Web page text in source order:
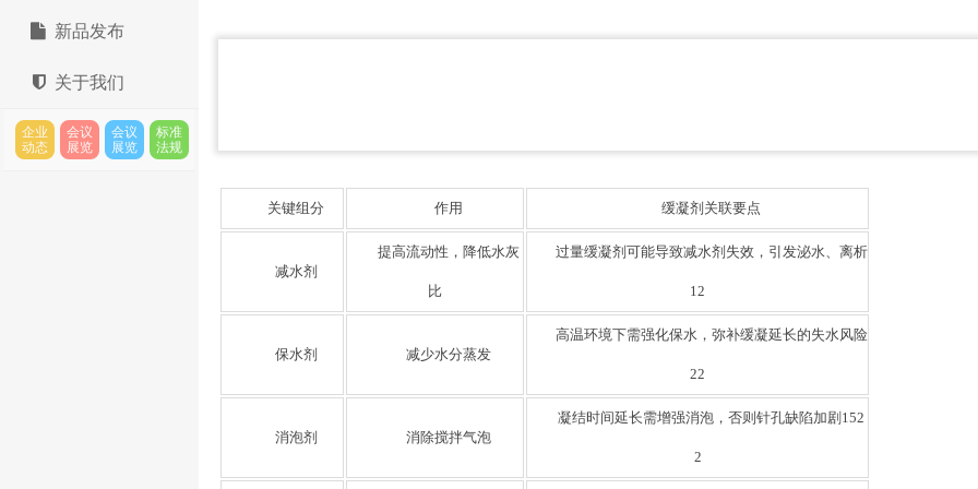
新品发布
关于我们
企业
动态
会议
展览
会议
展览
标准
法规
关键组分 作用 缓凝剂关联要点
减水剂
提高流动性，降低水灰
比
过量缓凝剂可能导致减水剂失效，引发泌水、离析
12
保水剂 减少水分蒸发
高温环境下需强化保水，弥补缓凝延长的失水风险
22
消泡剂 消除搅拌气泡
凝结时间延长需增强消泡，否则针孔缺陷加剧152
2